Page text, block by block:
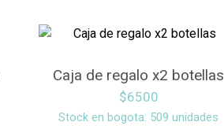
Caja de regalo x2 botellas
$6500
Stock en bogota: 509 unidades